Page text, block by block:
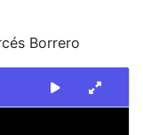
Borrero